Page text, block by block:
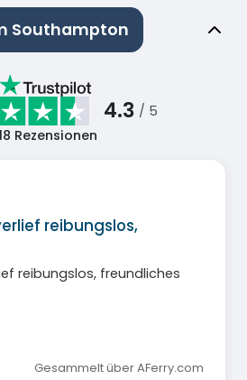
Southampton
4.3 / 5
Rezensionen
reibungslos,
reibungslos, freundliches
Gesammelt über AFerry.com